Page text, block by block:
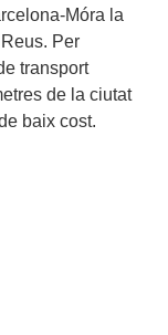
Móra la
Per
transport
de la ciutat
baix cost.